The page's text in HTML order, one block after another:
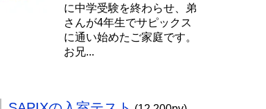
に中学受験を終わらせ、弟
さんが4年生でサピックス
に通い始めたご家庭です。
お兄...